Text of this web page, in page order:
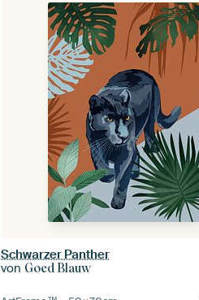
Schwarzer Panther
von Goed Blauw